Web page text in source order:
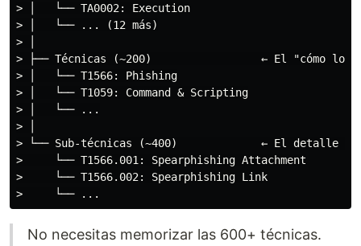
> │   └── TA0002: Execution
> │   └── ... (12 más)
> │
> ├── Técnicas (~200)                 ← El "cómo lo
> │   └── T1566: Phishing
> │   └── T1059: Command & Scripting
> │   └── ...
> │
> └── Sub-técnicas (~400)             ← El detalle
>     └── T1566.001: Spearphishing Attachment
>     └── T1566.002: Spearphishing Link
No necesitas memorizar las 600+ técnicas.